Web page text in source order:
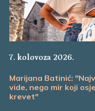
7. kolovoza 2026.
Marijana Batinić:
vide, nego mir koji
krevet"